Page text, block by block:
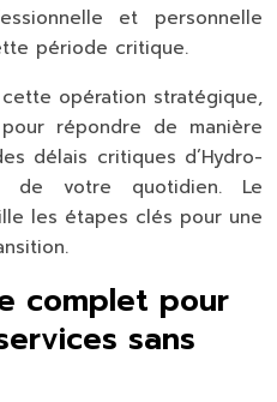
et personnelle
période critique.
opération stratégique,
répondre de manière
délais critiques d’Hydro-
de votre quotidien. Le
les étapes clés pour une
complet pour
sans